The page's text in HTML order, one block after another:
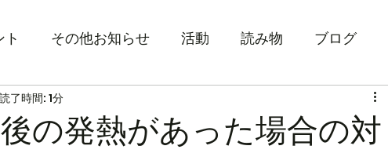
ト その他お知らせ 活動 読み物 ブログ
の発熱があった場合の対
読了時間: 1分